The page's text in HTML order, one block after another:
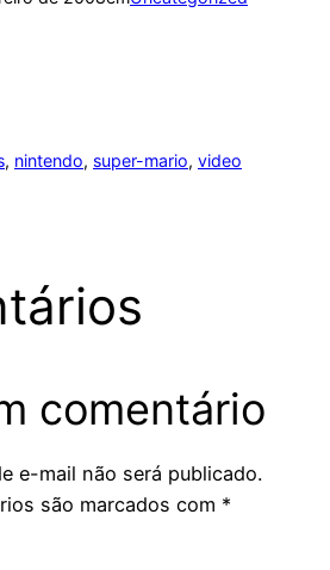
, nintendo, super-mario, video
comentário
e-mail não será publicado.
são marcados com *